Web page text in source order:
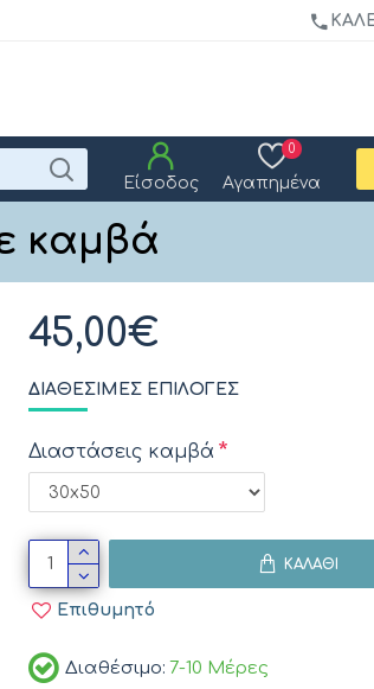
Είσοδος
Αγαπημένα
0
καμβά
Διαθέσιμο: 7-10 Μέρες
45,00€
ΔΙΑΘΈΣΙΜΕΣ ΕΠΙΛΟΓΈΣ
Διαστάσεις καμβά
ΚΑΛΆΘΙ
Επιθυμητό